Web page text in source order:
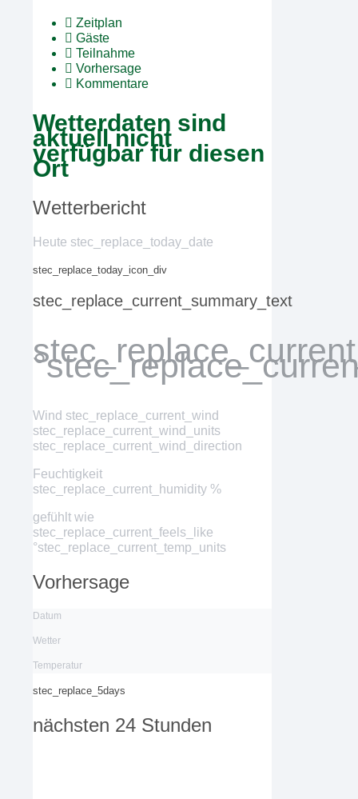
Zeitplan
Gäste
Teilnahme
Vorhersage
Kommentare
Wetterdaten sind
aktuell nicht
verfügbar für diesen
Ort
Wetterbericht
Heute stec_replace_today_date
stec_replace_today_icon_div
stec_replace_current_summary_text
Wind stec_replace_current_wind
stec_replace_current_wind_units
stec_replace_current_wind_direction
Feuchtigkeit
stec_replace_current_humidity %
gefühlt wie
stec_replace_current_feels_like
°stec_replace_current_temp_units
Vorhersage
Datum
Wetter
Temperatur
stec_replace_5days
nächsten 24 Stunden